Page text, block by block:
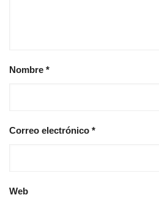
Nombre *
Correo electrónico *
Web